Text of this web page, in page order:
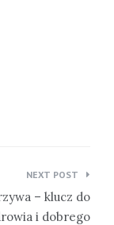
NEXT POST
– klucz do
i dobrego